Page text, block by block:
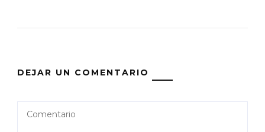
DEJAR UN COMENTARIO